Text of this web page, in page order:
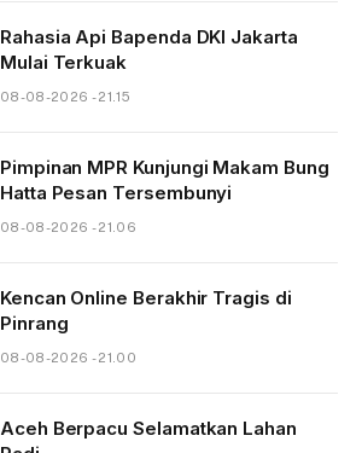
Rahasia Api Bapenda DKI Jakarta
Mulai Terkuak
08-08-2026 - 21.15
Pimpinan MPR Kunjungi Makam Bung
Hatta Pesan Tersembunyi
08-08-2026 - 21.06
Kencan Online Berakhir Tragis di
Pinrang
08-08-2026 - 21.00
Aceh Berpacu Selamatkan Lahan